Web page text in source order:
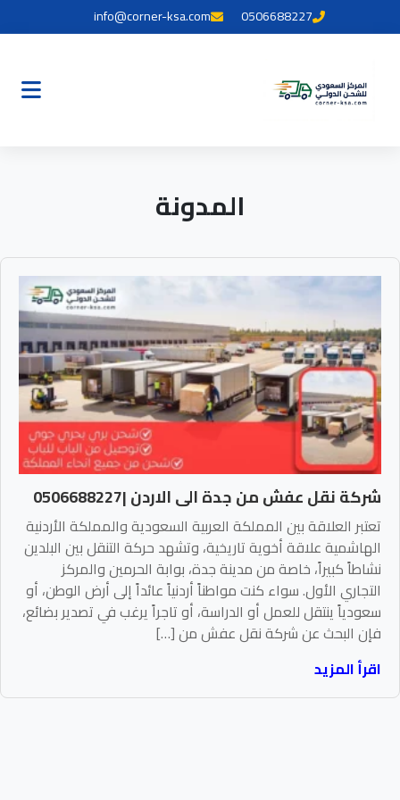
0506688227
info@corner-ksa.com
المدونة
شركة نقل عفش من جدة الى الاردن |0506688227
تعتبر العلاقة بين المملكة العربية السعودية والمملكة الأردنية
الهاشمية علاقة أخوية تاريخية، وتشهد حركة التنقل بين البلدين
نشاطاً كبيراً، خاصة من مدينة جدة، بوابة الحرمين والمركز
التجاري الأول. سواء كنت مواطناً أردنياً عائداً إلى أرض الوطن، أو
سعودياً ينتقل للعمل أو الدراسة، أو تاجراً يرغب في تصدير بضائع،
فإن البحث عن شركة نقل عفش من […]
اقرأ المزيد